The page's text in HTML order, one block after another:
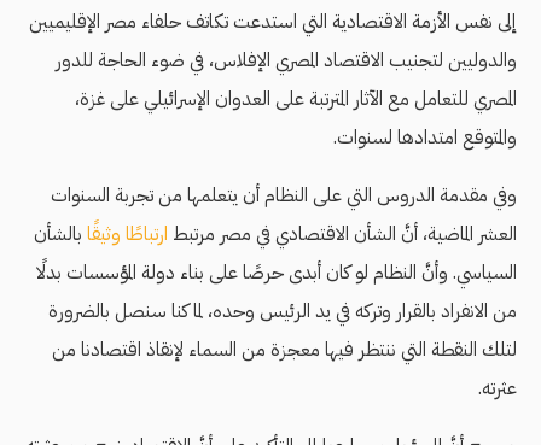
إلى نفس الأزمة الاقتصادية التي استدعت تكاتف حلفاء مصر الإقليميين
والدوليين لتجنيب الاقتصاد المصري الإفلاس، في ضوء الحاجة للدور
المصري للتعامل مع الآثار المترتبة على العدوان الإسرائيلي على غزة،
والمتوقع امتدادها لسنوات.
وفي مقدمة الدروس التي على النظام أن يتعلمها من تجربة السنوات
العشر الماضية، أنَّ الشأن الاقتصادي في مصر مرتبط ارتباطًا وثيقًا بالشأن
السياسي. وأنَّ النظام لو كان أبدى حرصًا على بناء دولة المؤسسات بدلًا
من الانفراد بالقرار وتركه في يد الرئيس وحده، لما كنا سنصل بالضرورة
لتلك النقطة التي ننتظر فيها معجزة من السماء لإنقاذ اقتصادنا من
عثرته.